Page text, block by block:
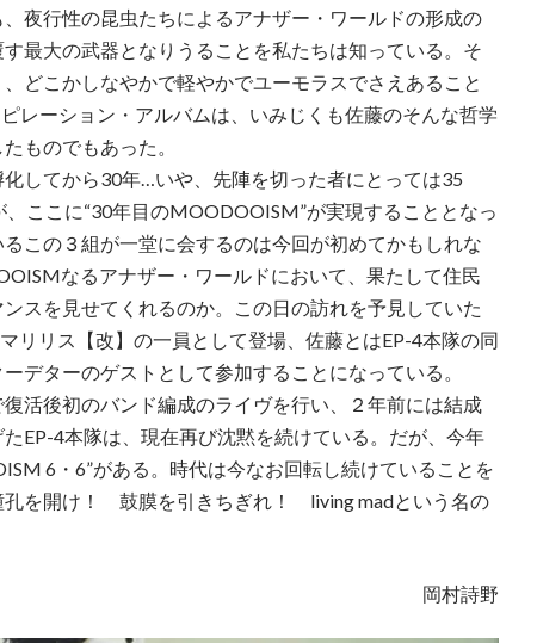
夜行性の昆虫たちによるアナザー・ワールドの形成の
最大の武器となりうることを私たちは知っている。そ
どこかしなやかで軽やかでユーモラスでさえあること
レーション・アルバムは、いみじくも佐藤のそんな哲学
ものでもあった。
してから30年…いや、先陣を切った者にとっては35
ここに“30年目のMOODOOISM”が実現することとなっ
この３組が一堂に会するのは今回が初めてかもしれな
なるアナザー・ワールドにおいて、果たして住民
スを見せてくれるのか。この日の訪れを予見していた
リリス【改】の一員として登場、佐藤とはEP-4本隊の同
デターのゲストとして参加することになっている。
活後初のバンド編成のライヴを行い、２年前には結成
EP-4本隊は、現在再び沈黙を続けている。だが、今年
6・6”がある。時代は今なお回転し続けていることを
孔を開け！ 鼓膜を引きちぎれ！ living madという名の
岡村詩野